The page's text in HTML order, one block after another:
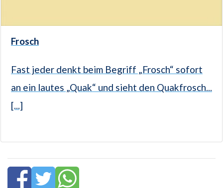
Frosch
Fast jeder denkt beim Begriff „Frosch“ sofort
an ein lautes „Quak“ und sieht den Quakfrosch...
[...]